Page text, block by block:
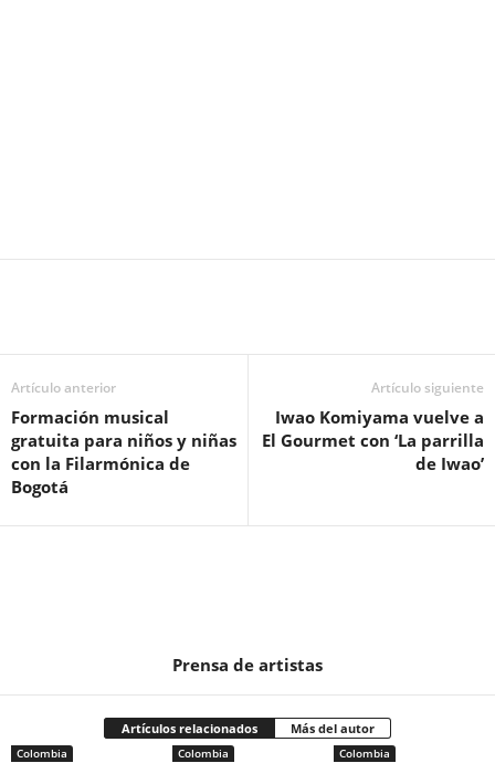
Artículo anterior
Formación musical
gratuita para niños y niñas
con la Filarmónica de
Bogotá
Artículo siguiente
Iwao Komiyama vuelve a
El Gourmet con ‘La parrilla
de Iwao’
Prensa de artistas
Artículos relacionados Más del autor
Colombia Colombia Colombia